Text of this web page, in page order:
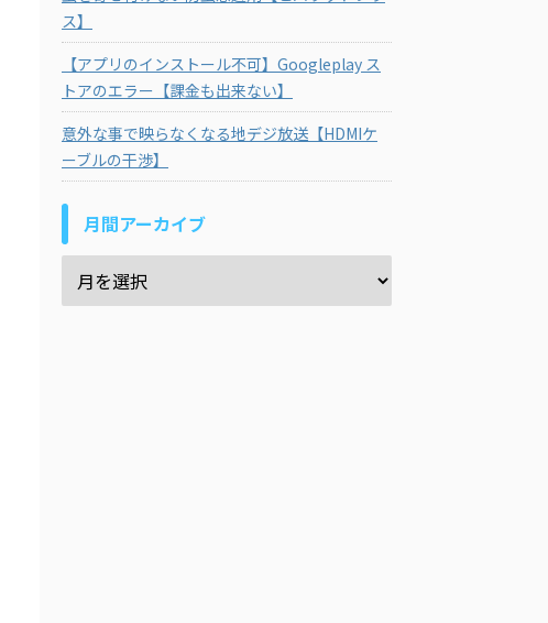
ス】
【アプリのインストール不可】Googleplay ス
トアのエラー【課金も出来ない】
意外な事で映らなくなる地デジ放送【HDMIケ
ーブルの干渉】
月間アーカイブ